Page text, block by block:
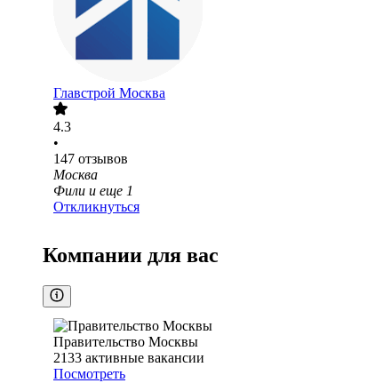
Главстрой Москва
4.3
•
147 отзывов
Москва
Фили и еще 1
Откликнуться
Компании для вас
Правительство Москвы
2133 активные вакансии
Посмотреть